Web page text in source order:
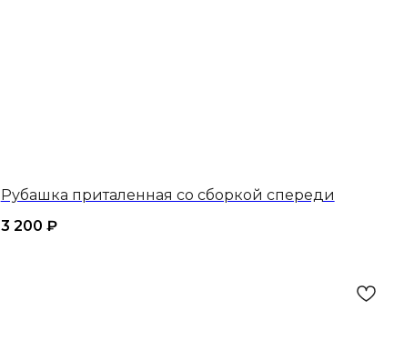
Рубашка приталенная со сборкой спереди
3 200 ₽